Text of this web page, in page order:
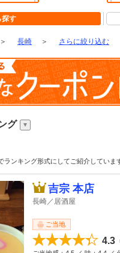
探す
＞ 長崎 ＞ さらに絞り込む
グ
ンキング形式にしてご紹介していま
吉宗 本店
長崎／居酒屋
ご当地
4.3